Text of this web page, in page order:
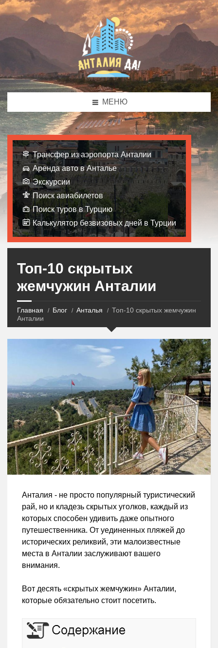
МЕНЮ
Трансфер из аэропорта Анталии
Аренда авто в Анталье
Экскурсии
Поиск авиабилетов
Поиск туров в Турцию
Калькулятор безвизовых дней в Турции
Топ-10 скрытых
жемчужин Анталии
Главная Блог Анталья
Топ-10 скрытых жемчужин
Анталии
Анталия - не просто популярный туристический
рай, но и кладезь скрытых уголков, каждый из
которых способен удивить даже опытного
путешественника. От уединенных пляжей до
исторических реликвий, эти малоизвестные
места в Анталии заслуживают вашего
внимания.
Вот десять «скрытых жемчужин» Анталии,
которые обязательно стоит посетить.